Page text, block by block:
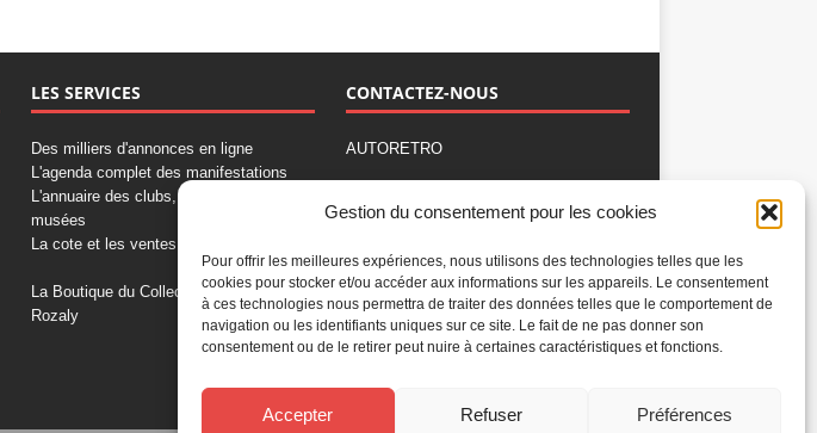
Gestion du consentement pour les cookies
Pour offrir les meilleures expériences, nous utilisons des technologies telles que les
cookies pour stocker et/ou accéder aux informations sur les appareils. Le consentement
à ces technologies nous permettra de traiter des données telles que le comportement de
navigation ou les identifiants uniques sur ce site. Le fait de ne pas donner son
consentement ou de le retirer peut nuire à certaines caractéristiques et fonctions.
Accepter Refuser Préférences
LES SERVICES
Des milliers d'annonces en ligne
L'agenda complet des manifestations
L'annuaire des clubs, professionnels,
musées
La cote et les ventes aux enchères
La Boutique du Collectionneur
Rozaly
CONTACTEZ-NOUS
AUTORETRO
77309 Fontainebleau Cedex
Fax: 01 60 39 69 00
Nous contacter par email
Mentions légales
Gestion des cookies